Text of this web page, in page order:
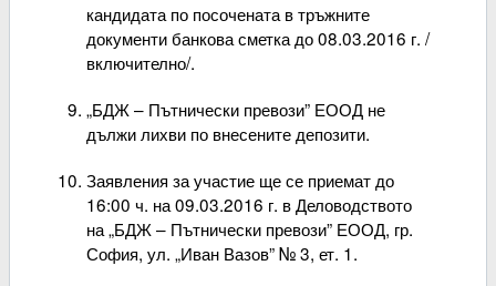
кандидата по посочената в тръжните
документи банкова сметка до 08.03.2016 г. /
включително/.
„БДЖ – Пътнически превози” ЕООД не
дължи лихви по внесените депозити.
Заявления за участие ще се приемат до
16:00 ч. на 09.03.2016 г. в Деловодството
на „БДЖ – Пътнически превози” ЕООД, гр.
София, ул. „Иван Вазов” № 3, ет. 1.